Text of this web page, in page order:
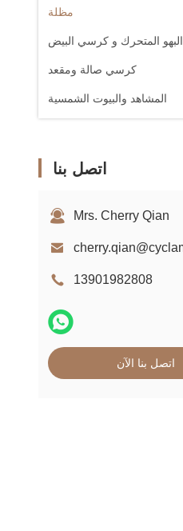
مظلة
البهو المتحرك و كرسي البيض
كرسي صالة ومقعد
المشاهد والبيوت الشمسية
اتصل بنا
Mrs. Cherry Qian
13901982808
اتصل بنا الآن